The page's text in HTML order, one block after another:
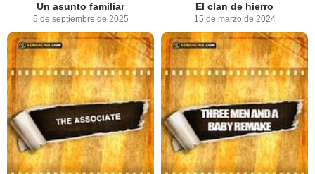
Un asunto familiar
5 de septiembre de 2025
El clan de hierro
15 de marzo de 2024